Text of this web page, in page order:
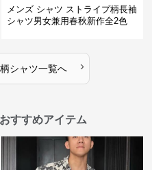
メンズ シャツ ストライプ柄長袖
シャツ男女兼用春秋新作全2色
柄シャツ一覧へ ›
すすめアイテム